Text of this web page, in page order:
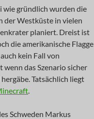
wie gründlich wurden die
der Westküste in vielen
planiert. Dreist ist
die amerikanische Flagge
kein Fall von
das Szenario sicher
Tatsächlich liegt
.
Schweden Markus